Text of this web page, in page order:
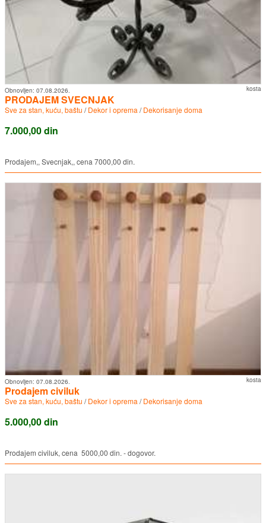
kosta
Obnovljen: 07.08.2026.
PRODAJEM SVECNJAK
Sve za stan, kuću, baštu /Dekor i oprema /Dekorisanje doma
7.000,00 din
Prodajem,, Svecnjak,, cena 7000,00 din.
kosta
Obnovljen: 07.08.2026.
Prodajem civiluk
Sve za stan, kuću, baštu /Dekor i oprema /Dekorisanje doma
5.000,00 din
Prodajem civiluk, cena 5000,00 din. - dogovor.